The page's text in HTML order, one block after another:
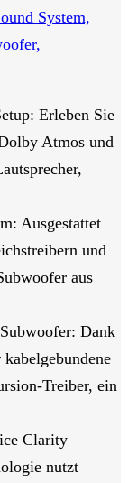
System,
Erleben Sie
Atmos und
Ausgestattet
und
aus
Dank
Treiber, ein
Clarity
nutzt